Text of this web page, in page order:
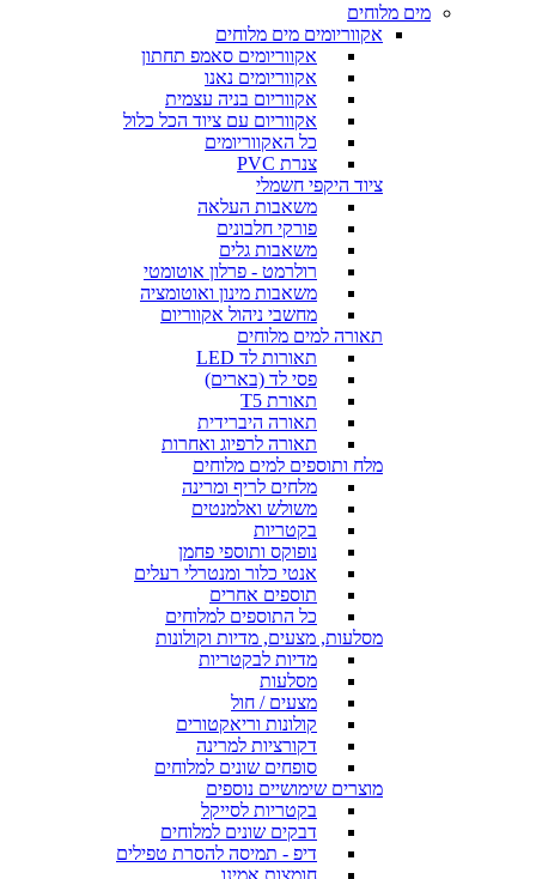
מים מלוחים
אקווריומים מים מלוחים
אקווריומים סאמפ תחתון
אקווריומים נאנו
אקווריום בניה עצמית
אקווריום עם ציוד הכל כלול
כל האקווריומים
צנרת PVC
ציוד היקפי חשמלי
משאבות העלאה
פורקי חלבונים
משאבות גלים
רולרמט - פרלון אוטומטי
משאבות מינון ואוטומציה
מחשבי ניהול אקווריום
תאורה למים מלוחים
תאורות לד LED
פסי לד (בארים)
תאורת T5
תאורה היברידית
תאורה לרפיוג ואחרות
מלח ותוספים למים מלוחים
מלחים לריף ומרינה
משולש ואלמנטים
בקטריות
נופוקס ותוספי פחמן
אנטי כלור ומנטרלי רעלים
תוספים אחרים
כל התוספים למלוחים
מסלעות, מצעים, מדיות וקולונות
מדיות לבקטריות
מסלעות
מצעים / חול
קולונות וריאקטורים
דקורציות למרינה
סופחים שונים למלוחים
מוצרים שימושיים נוספים
בקטריות לסייקל
דבקים שונים למלוחים
דיפ - תמיסה להסרת טפילים
חומצות אמינו